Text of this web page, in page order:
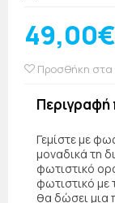
49,00€
Προσθήκη στα
Περιγραφή
Γεμίστε με
μοναδικά τη
φωτιστικό
φωτιστικό με
θα δώσει μια